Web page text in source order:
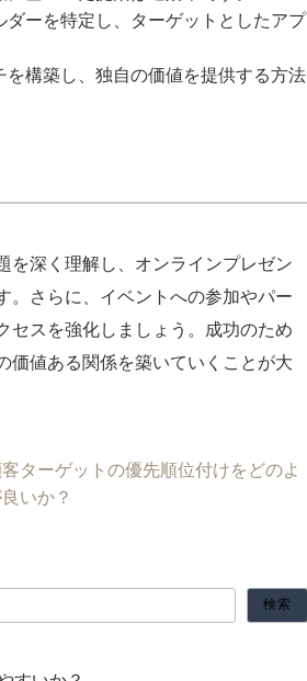
ーを特定し、ターゲットとしたアプ
構築し、独自の価値を提供する方法
を深く理解し、オンラインプレゼン
。さらに、イベントへの参加やパー
セスを強化しましょう。成功のため
価値ある関係を築いていくことが大
ターゲットの優先順位付けをどのよ
いか？
検索